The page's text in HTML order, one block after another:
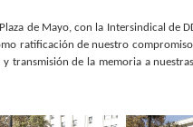
de Mayo, con la Intersindical de
ratificación de nuestro
transmisión de la memoria a